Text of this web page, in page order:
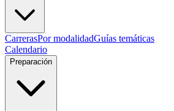
CarrerasPor modalidadGuías temáticas
Calendario
Preparación